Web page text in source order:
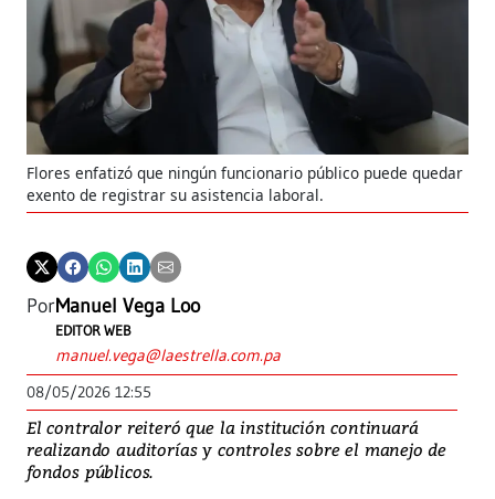
Flores enfatizó que ningún funcionario público puede quedar
exento de registrar su asistencia laboral.
PorManuel Vega Loo
EDITOR WEB
manuel.vega@laestrella.com.pa
08/05/2026 12:55
El contralor reiteró que la institución continuará
realizando auditorías y controles sobre el manejo de
fondos públicos.